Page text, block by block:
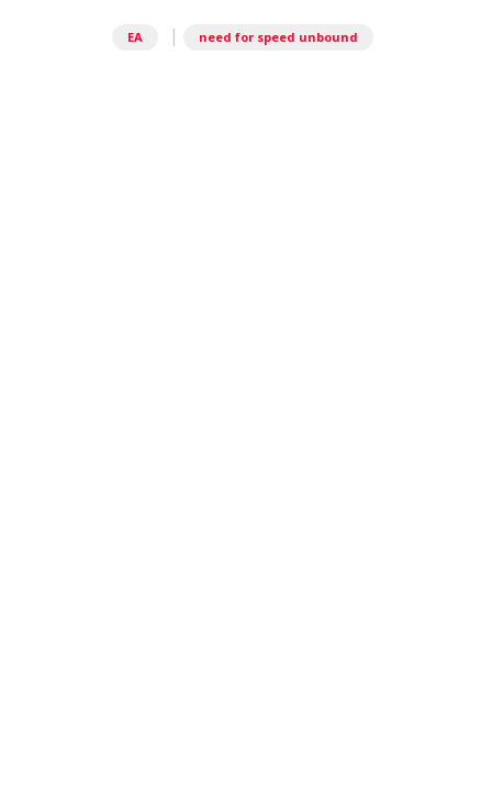
EA | need for speed unbound